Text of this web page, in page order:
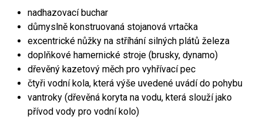
nadhazovací buchar
důmyslně konstruovaná stojanová vrtačka
excentrické nůžky na stříhání silných plátů železa
doplňkové hamernické stroje (brusky, dynamo)
dřevěný kazetový měch pro vyhřívací pec
čtyři vodní kola, která výše uvedené uvádí do pohybu
vantroky (dřevěná koryta na vodu, která slouží jako
přívod vody pro vodní kolo)